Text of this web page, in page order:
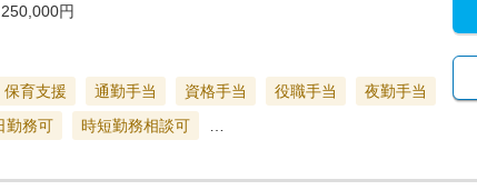
250,000円
育支援 通勤手当 資格手当 役職手当
夜勤手当
勤務可 時短勤務相談可